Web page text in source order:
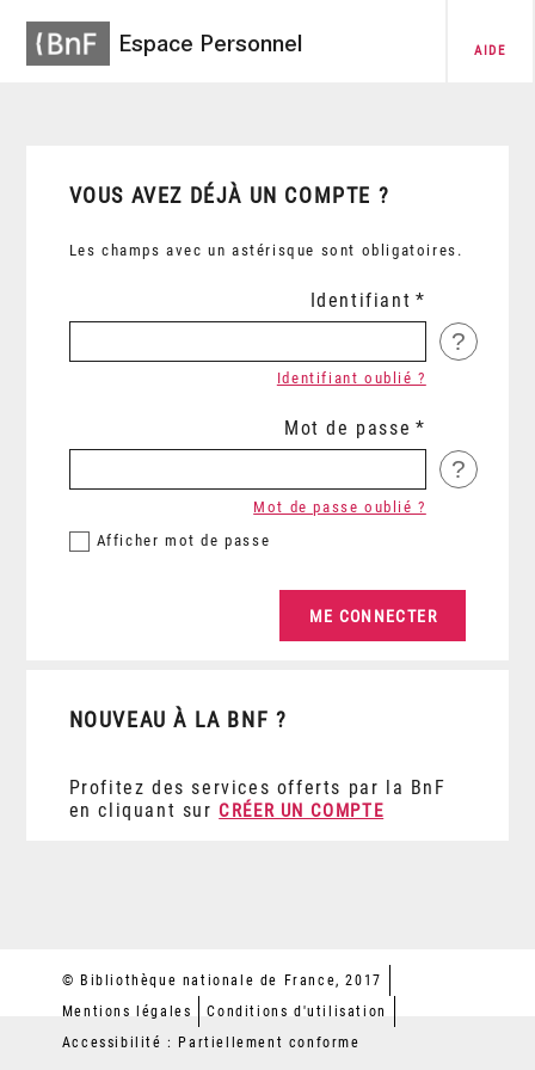
Espace Personnel AIDE
VOUS AVEZ DÉJÀ UN COMPTE ?
Les champs avec un astérisque sont obligatoires.
Identifiant
?
Identifiant oublié ?
Mot de passe
?
Afficher mot de passe
Mot de passe oublié ?
NOUVEAU À LA BNF ?
Profitez des services offerts par la BnF
en cliquant sur CRÉER UN COMPTE
© Bibliothèque nationale de France, 2017
Mentions légales
Conditions d'utilisation
Accessibilité : Partiellement conforme